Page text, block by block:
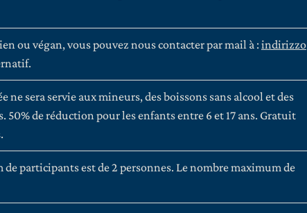
ou végan, vous pouvez nous contacter par mail à :indirizzo
ne sera servie aux mineurs, des boissons sans alcool et des
50% de réduction pour les enfants entre 6 et 17 ans. Gratuit
participants est de 2 personnes. Le nombre maximum de